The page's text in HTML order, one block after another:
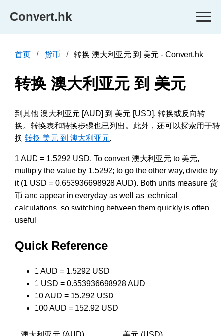
Convert.hk
首页 货币 转换 澳大利亚元 到 美元 - Convert.hk
转换 澳大利亚元 到 美元
到其他 澳大利亚元 [AUD] 到 美元 [USD], 转换或反向转
换。转换表和转换步骤也已列出。此外，还可以探索用于转
换 转换 美元 到 澳大利亚元.
1 AUD = 1.5292 USD. To convert 澳大利亚元 to 美元,
multiply the value by 1.5292; to go the other way, divide by
it (1 USD = 0.653936698928 AUD). Both units measure 货
币 and appear in everyday as well as technical
calculations, so switching between them quickly is often
useful.
Quick Reference
1 AUD = 1.5292 USD
1 USD = 0.653936698928 AUD
10 AUD = 15.292 USD
100 AUD = 152.92 USD
澳大利亚元 (AUD) 美元 (USD)